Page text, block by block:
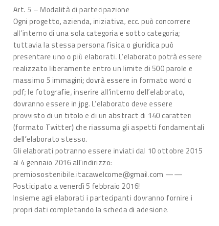
Art. 5 – Modalità di partecipazione
Ogni progetto, azienda, iniziativa, ecc. può concorrere
all’interno di una sola categoria e sotto categoria;
tuttavia la stessa persona fisica o giuridica può
presentare uno o più elaborati. L’elaborato potrà essere
realizzato liberamente entro un limite di 500 parole e
massimo 5 immagini; dovrà essere in formato word o
pdf; le fotografie, inserire all’interno dell’elaborato,
dovranno essere in jpg. L’elaborato deve essere
provvisto di un titolo e di un abstract di 140 caratteri
(formato Twitter) che riassuma gli aspetti fondamentali
dell’elaborato stesso.
Gli elaborati potranno essere inviati dal 10 ottobre 2015
al 4 gennaio 2016 all’indirizzo:
premiosostenibile.itacawelcome@gmail.com ——
Posticipato a venerdì 5 febbraio 2016!
Insieme agli elaborati i partecipanti dovranno fornire i
propri dati completando la scheda di adesione.